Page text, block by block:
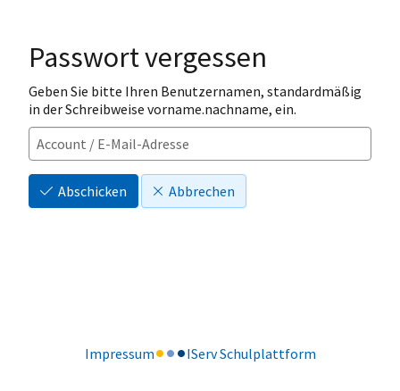
Passwort vergessen
Geben Sie bitte Ihren Benutzernamen, standardmäßig
in der Schreibweise vorname.nachname, ein.
Abschicken Abbrechen
Impressum IServ Schulplattform